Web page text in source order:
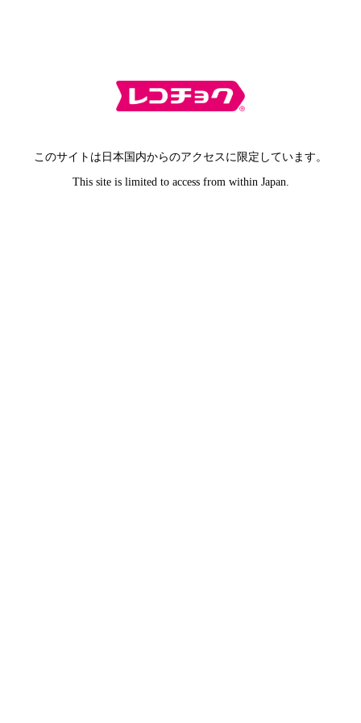
このサイトは日本国内からのアクセスに限定しています。
This site is limited to access from within Japan.